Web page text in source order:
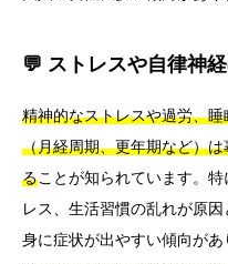
💬 ストレスや自律神
精神的なストレスや過労、
（月経周期、更年期など）
ることが知られています。
レス、生活習慣の乱れが原
身に症状が出やすい傾向があ